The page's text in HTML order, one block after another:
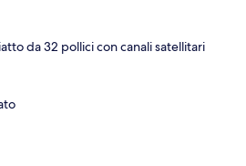
da 32 pollici con canali satellitari